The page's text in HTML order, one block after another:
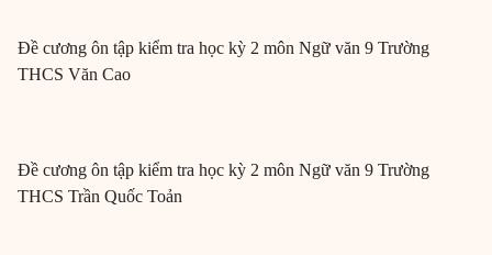
Đề cương ôn tập kiểm tra học kỳ 2 môn Ngữ văn 9 Trường
THCS Văn Cao
Đề cương ôn tập kiểm tra học kỳ 2 môn Ngữ văn 9 Trường
THCS Trần Quốc Toản